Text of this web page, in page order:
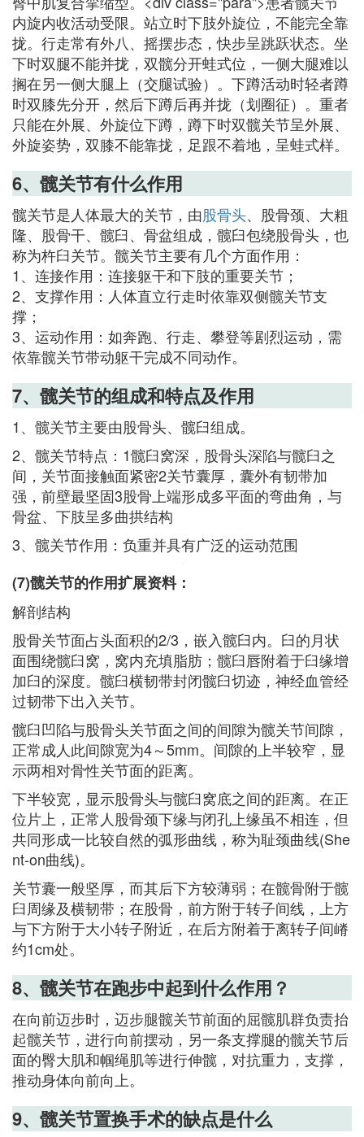
内旋内收活动受限。站立时下肢外旋位，不能完全靠
拢。行走常有外八、摇摆步态，快步呈跳跃状态。坐
下时双腿不能并拢，双髋分开蛙式位，一侧大腿难以
搁在另一侧大腿上（交腿试验）。下蹲活动时轻者蹲
时双膝先分开，然后下蹲后再并拢（划圈征）。重者
只能在外展、外旋位下蹲，蹲下时双髋关节呈外展、
外旋姿势，双膝不能靠拢，足跟不着地，呈蛙式样。
6、髋关节有什么作用
髋关节是人体最大的关节，由股骨头、股骨颈、大粗
隆、股骨干、髋臼、骨盆组成，髋臼包绕股骨头，也
称为杵臼关节。髋关节主要有几个方面作用：
1、连接作用：连接躯干和下肢的重要关节；
2、支撑作用：人体直立行走时依靠双侧髋关节支
撑；
3、运动作用：如奔跑、行走、攀登等剧烈运动，需
依靠髋关节带动躯干完成不同动作。
7、髋关节的组成和特点及作用
1、髋关节主要由股骨头、髋臼组成。
2、髋关节特点：1髋臼窝深，股骨头深陷与髋臼之
间，关节面接触面紧密2关节囊厚，囊外有韧带加
强，前壁最坚固3股骨上端形成多平面的弯曲角，与
骨盆、下肢呈多曲拱结构
3、髋关节作用：负重并具有广泛的运动范围
(7)髋关节的作用扩展资料：
解剖结构
股骨关节面占头面积的2/3，嵌入髋臼内。臼的月状
面围绕髋臼窝，窝内充填脂肪；髋臼唇附着于臼缘增
加臼的深度。髋臼横韧带封闭髋臼切迹，神经血管经
过韧带下出入关节。
髋臼凹陷与股骨头关节面之间的间隙为髋关节间隙，
正常成人此间隙宽为4～5mm。间隙的上半较窄，显
示两相对骨性关节面的距离。
下半较宽，显示股骨头与髋臼窝底之间的距离。在正
位片上，正常人股骨颈下缘与闭孔上缘虽不相连，但
共同形成一比较自然的弧形曲线，称为耻颈曲线(She
nt-on曲线)。
关节囊一般坚厚，而其后下方较薄弱；在髋骨附于髋
臼周缘及横韧带；在股骨，前方附于转子间线，上方
与下方附于大小转子附近，在后方附着于离转子间嵴
约1cm处。
8、髋关节在跑步中起到什么作用？
在向前迈步时，迈步腿髋关节前面的屈髋肌群负责抬
起髋关节，进行向前摆动，另一条支撑腿的髋关节后
面的臀大肌和帼绳肌等进行伸髋，对抗重力，支撑，
推动身体向前向上。
9、髋关节置换手术的缺点是什么